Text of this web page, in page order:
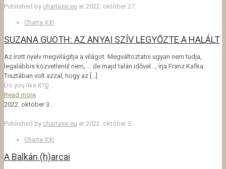
Published by chartaxxi.eu at 2022. október 27.
Charta XXI
SUZANA GUOTH: AZ ANYAI SZÍV LEGYŐZTE A HALÁLT
Az írott nyelv megvilágítja a világot. Megváltoztatni ugyan nem tudja,
legalábbis közvetlenül nem, … de majd talán idővel…, írja Franz Kafka.
Tisztában volt azzal, hogy az […]
Do you like it?0
Read more
2022. október 3.
Published by chartaxxi.eu at 2022. október 3.
Charta XXI
A Balkán (h)arcai